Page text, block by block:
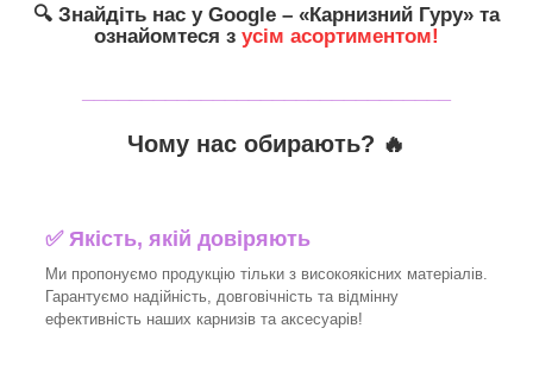
🔍 Знайдіть нас у Google – «Карнизний Гуру» та
ознайомтеся з усім асортиментом!
Чому нас обирають? 🔥
✅Якість, якій довіряють
Ми пропонуємо продукцію тільки з високоякісних матеріалів.
Гарантуємо надійність, довговічність та відмінну
ефективність наших карнизів та аксесуарів!